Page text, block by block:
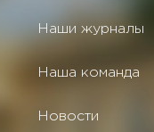
Наши журналы
Наша команда
Новости